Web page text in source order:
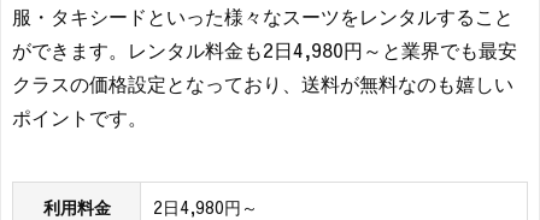
服・タキシードといった様々なスーツをレンタルすること
ができます。レンタル料金も2日4,980円～と業界でも最安
クラスの価格設定となっており、送料が無料なのも嬉しい
ポイントです。
利用料金 2日4,980円～